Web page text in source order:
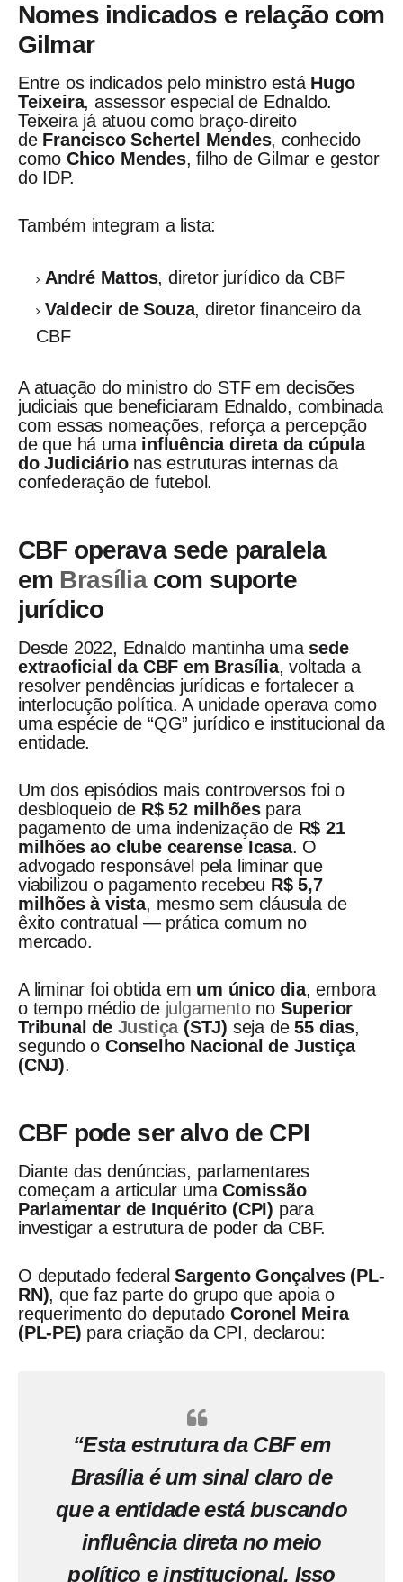
Nomes indicados e relação com
Gilmar
Entre os indicados pelo ministro está Hugo
Teixeira, assessor especial de Ednaldo.
Teixeira já atuou como braço-direito
de Francisco Schertel Mendes, conhecido
como Chico Mendes, filho de Gilmar e gestor
do IDP.
Também integram a lista:
André Mattos, diretor jurídico da CBF
Valdecir de Souza, diretor financeiro da
CBF
A atuação do ministro do STF em decisões
judiciais que beneficiaram Ednaldo, combinada
com essas nomeações, reforça a percepção
de que há uma influência direta da cúpula
do Judiciárionas estruturas internas da
confederação de futebol.
CBF operava sede paralela
em Brasíliacom suporte
jurídico
Desde 2022, Ednaldo mantinha uma sede
extraoficial da CBF em Brasília, voltada a
resolver pendências jurídicas e fortalecer a
interlocução política. A unidade operava como
uma espécie de “QG” jurídico e institucional da
entidade.
Um dos episódios mais controversos foi o
desbloqueio de R$ 52 milhõespara
pagamento de uma indenização de R$ 21
milhões ao clube cearense Icasa. O
advogado responsável pela liminar que
viabilizou o pagamento recebeu R$ 5,7
milhões à vista, mesmo sem cláusula de
êxito contratual — prática comum no
mercado.
A liminar foi obtida em um único dia, embora
o tempo médio de julgamentono Superior
Tribunal de Justiça(STJ) seja de55 dias,
segundo oConselho Nacional de Justiça
(CNJ).
CBF pode ser alvo de CPI
Diante das denúncias, parlamentares
começam a articular umaComissão
Parlamentar de Inquérito (CPI) para
investigar a estrutura de poder da CBF.
O deputado federalSargento Gonçalves (PL-
RN), que faz parte do grupo que apoia o
requerimento do deputadoCoronel Meira
(PL-PE) para criação da CPI, declarou:
“Esta estrutura da CBF em
Brasília é um sinal claro de
que a entidade está buscando
influência direta no meio
político e institucional. Isso